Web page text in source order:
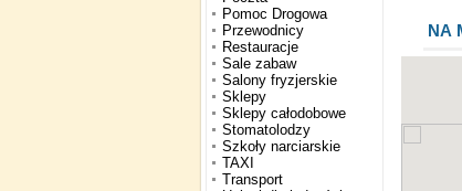
Pomoc Drogowa
Przewodnicy
Restauracje
Sale zabaw
Salony fryzjerskie
Sklepy
Sklepy całodobowe
Stomatolodzy
Szkoły narciarskie
TAXI
Transport
NA